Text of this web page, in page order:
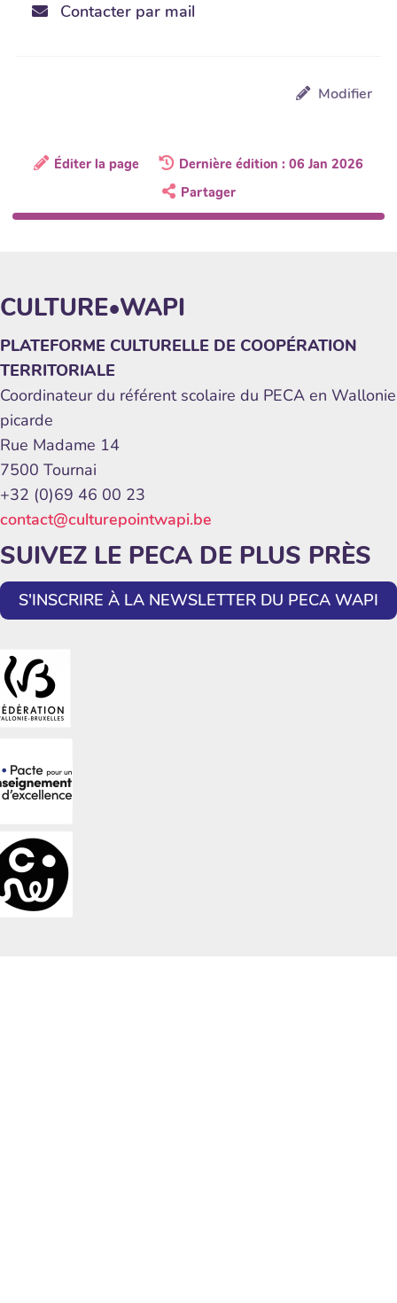
Contacter par mail
Modifier
Éditer la page
Dernière édition : 06 Jan 2026
Partager
CULTURE•WAPI
PLATEFORME CULTURELLE DE COOPÉRATION
TERRITORIALE
Coordinateur du référent scolaire du PECA en Wallonie
picarde
Rue Madame 14
7500 Tournai
+32 (0)69 46 00 23
contact@culturepointwapi.be
SUIVEZ LE PECA DE PLUS PRÈS
S'INSCRIRE À LA NEWSLETTER DU PECA WAPI